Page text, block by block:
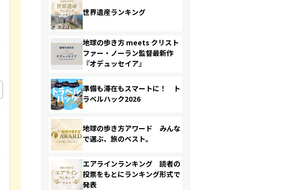
世界遺産ランキング
地球の歩き方 meets クリスト
ファー・ノーラン監督最新作
『オデュッセイア』
準備も滞在もスマートに！ ト
ラベルハック2026
地球の歩き方アワード みんな
で選ぶ、旅のベスト。
エアラインランキング 読者の
投票をもとにランキング形式で
発表